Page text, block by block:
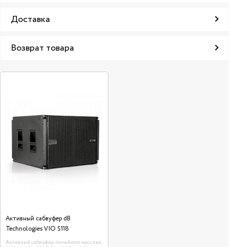
Доставка
Возврат товара
Активный сабвуфер dB
Technologies VIO S118
Активный сабвуфер линейного массива,